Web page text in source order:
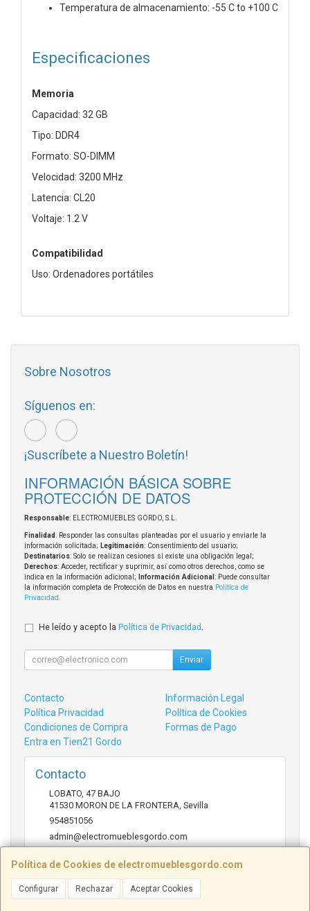
Temperatura de almacenamiento: -55 C to +100 C
Especificaciones
Memoria
Capacidad: 32 GB
Tipo: DDR4
Formato: SO-DIMM
Velocidad: 3200 MHz
Latencia: CL20
Voltaje: 1.2 V
Compatibilidad
Uso: Ordenadores portátiles
Política de Cookies de electromueblesgordo.com
Configurar Rechazar Aceptar Cookies
Sobre Nosotros
Síguenos en:
¡Suscríbete a Nuestro Boletín!
INFORMACIÓN BÁSICA SOBRE
PROTECCIÓN DE DATOS
Responsable: ELECTROMUEBLES GORDO, S.L.
Finalidad: Responder las consultas planteadas por el usuario y enviarle la
información solicitada; Legitimación: Consentimiento del usuario;
Destinatarios: Solo se realizan cesiones si existe una obligación legal;
Derechos: Acceder, rectificar y suprimir, así como otros derechos, como se
indica en la información adicional;
Información Adicional : Puede consultar
la información completa de Protección de Datos en nuestra Política de
Privacidad
He leído y acepto la Política de Privacidad
Enviar
Contacto
Información Legal
Política Privacidad
Política de Cookies
Condiciones de Compra
Formas de Pago
Entra en Tien21 Gordo
Contacto
LOBATO, 47 BAJO
41530 MORON DE LA FRONTERA Sevilla
954851056
admin@electromueblesgordo.com
Horario